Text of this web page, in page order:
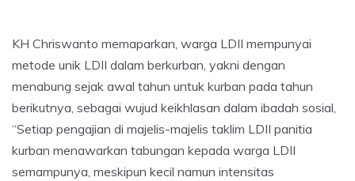
KH Chriswanto memaparkan, warga LDII mempunyai
metode unik LDII dalam berkurban, yakni dengan
menabung sejak awal tahun untuk kurban pada tahun
berikutnya, sebagai wujud keikhlasan dalam ibadah sosial,
“Setiap pengajian di majelis-majelis taklim LDII panitia
kurban menawarkan tabungan kepada warga LDII
semampunya, meskipun kecil namun intensitas